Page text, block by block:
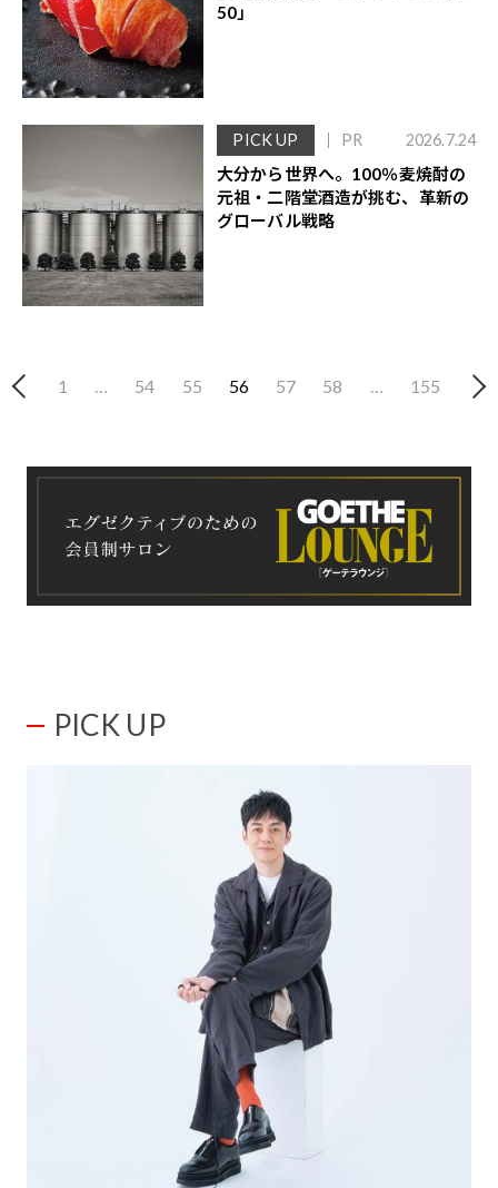
50」
PICK UP PR 2026.7.24
大分から世界へ。100％麦焼酎の
元祖・二階堂酒造が挑む、革新の
グローバル戦略
1 … 54 55 56 57 58 … 155
PICK UP